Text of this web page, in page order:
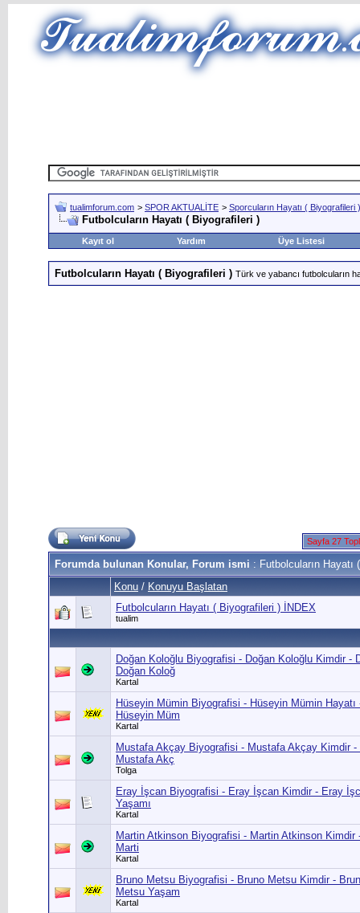
tualimforum.com > SPOR AKTUALİTE > Sporcuların Hayatı ( Biyografileri )
Futbolcuların Hayatı ( Biyografileri )
Kayıt ol Yardım Üye Listesi
Futbolcuların Hayatı ( Biyografileri ) Türk ve yabancı futbolcuların
Sayfa 27
Forumda bulunan Konular, Forum ismi : Futbolcuların Hayatı
Konu / Konuyu Başlatan
Futbolcuların Hayatı ( Biyografileri ) İNDEX
tualim
Doğan Koloğlu Biyografisi - Doğan Koloğlu Kimdir -
Doğan Koloğ
Kartal
Hüseyin Mümin Biyografisi - Hüseyin Mümin
Hüseyin Müm
Kartal
Mustafa Akçay Biyografisi - Mustafa Akçay Kimdir -
Mustafa Akç
Tolga
Eray İşcan Biyografisi - Eray İşcan Kimdir - Eray
Yaşamı
Kartal
Martin Atkinson Biyografisi - Martin Atkinson Kimdir
Marti
Kartal
Bruno Metsu Biyografisi - Bruno Metsu Kimdir -
Metsu Yaşam
Kartal